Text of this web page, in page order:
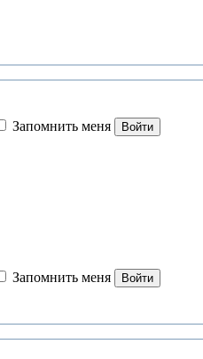
Запомнить меня
Войти
Запомнить меня
Войти